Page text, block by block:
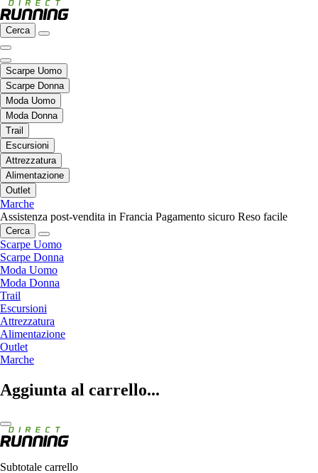
Cerca
Scarpe Uomo
Scarpe Donna
Moda Uomo
Moda Donna
Trail
Escursioni
Attrezzatura
Alimentazione
Outlet
Marche
Assistenza post-vendita in Francia Pagamento sicuro Reso facile
Cerca
Scarpe Uomo
Scarpe Donna
Moda Uomo
Moda Donna
Trail
Escursioni
Attrezzatura
Alimentazione
Outlet
Marche
Aggiunta al carrello...
Subtotale carrello